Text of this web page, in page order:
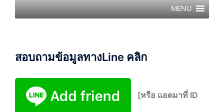
MENU
สอบถามข้อมูลทางLine คลิก
[หรือ แอดมาที่ ID